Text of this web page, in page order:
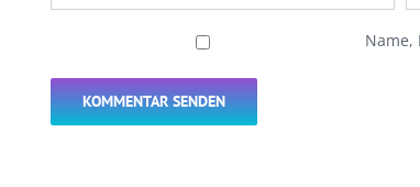
Name,